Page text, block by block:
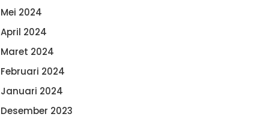
Mei 2024
April 2024
Maret 2024
Februari 2024
Januari 2024
Desember 2023